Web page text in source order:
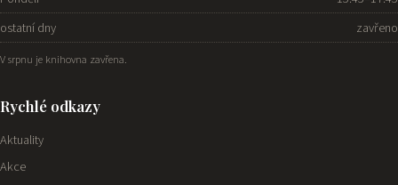
ostatní dny
zavřeno
V srpnu je knihovna zavřena.
Rychlé odkazy
Aktuality
Akce